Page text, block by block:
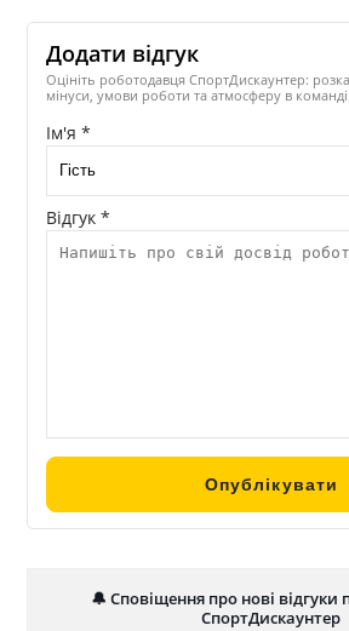
Додати відгук
Оцініть роботодавця СпортДискаунтер:
мінуси, умови роботи та атмосферу в команді.
Ім'я *
Відгук *
🔔 Сповіщення про нові
СпортДискаунтер